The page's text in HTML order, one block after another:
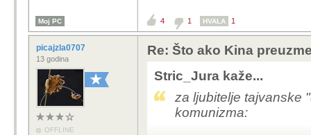
Moj PC 4 1 HVALA 1
picajzla0707
13 godina
OFFLINE
Re: Što ako Kina
Stric_Jura kaže...
za ljubitelje tajvanske
komunizma: